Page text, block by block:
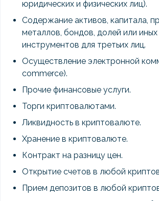
юридических и физических лиц).
Содержание активов, капитала,
металлов, бондов, долей или
инструментов для третьих лиц.
Осуществление электронной
commerce).
Прочие финансовые услуги.
Торги криптовалютами.
Ликвидность в криптовалюте.
Хранение в криптовалюте.
Контракт на разницу цен.
Открытие счетов в любой
Прием депозитов в любой